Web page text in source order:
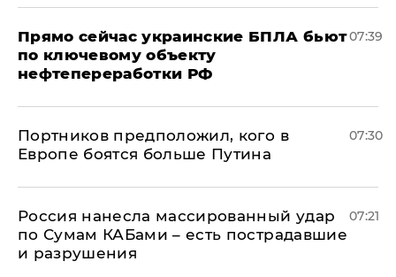
Прямо сейчас украинские БПЛА бьют
по ключевому объекту
нефтепереработки РФ
07:39
Портников предположил, кого в
Европе боятся больше Путина
07:30
Россия нанесла массированный удар
по Сумам КАБами – есть пострадавшие
и разрушения
07:21